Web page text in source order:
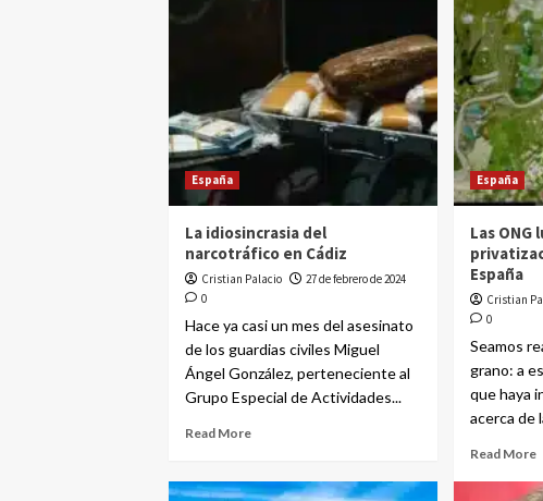
España
La idiosincrasia del
narcotráfico en Cádiz
Cristian Palacio
27 de febrero de 2024
0
Hace ya casi un mes del asesinato
de los guardias civiles Miguel
Ángel González, perteneciente al
Grupo Especial de Actividades...
Read More
España
Las ONG
España
Cristian
0
Seamos
grano: a
que haya
acerca de
Read More